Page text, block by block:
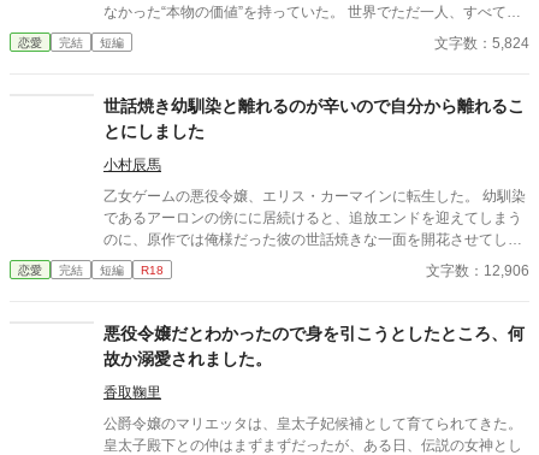
なかった“本物の価値”を持っていた。 世界でただ一人、すべてを
癒す力。 そして、その価値を知るただ一人の人が、皇帝となって
私を迎えに来る。 これは、すべてを失った少女が、本当に必要と
恋愛 完結 短編 文字数：5,824
世話焼き幼馴染と離れるのが辛いので自分から離れるこ
とにしました
小村辰馬
乙女ゲームの悪役令嬢、エリス・カーマインに転生した。 幼馴染
であるアーロンの傍にに居続けると、追放エンドを迎えてしまう
のに、原作では俺様だった彼の世話焼きな一面を開花させてしま
い、居心地の良い彼のそばを離れるのが辛くなってしまう。 なら
ば彼の代わりに男友達を作ろうと画策するがーー
恋愛 完結 短編 R18 文字数：12,906
悪役令嬢だとわかったので身を引こうとしたところ、何
故か溺愛されました。
香取鞠里
公爵令嬢のマリエッタは、皇太子妃候補として育てられてきた。
皇太子殿下との仲はまずまずだったが、ある日、伝説の女神とし